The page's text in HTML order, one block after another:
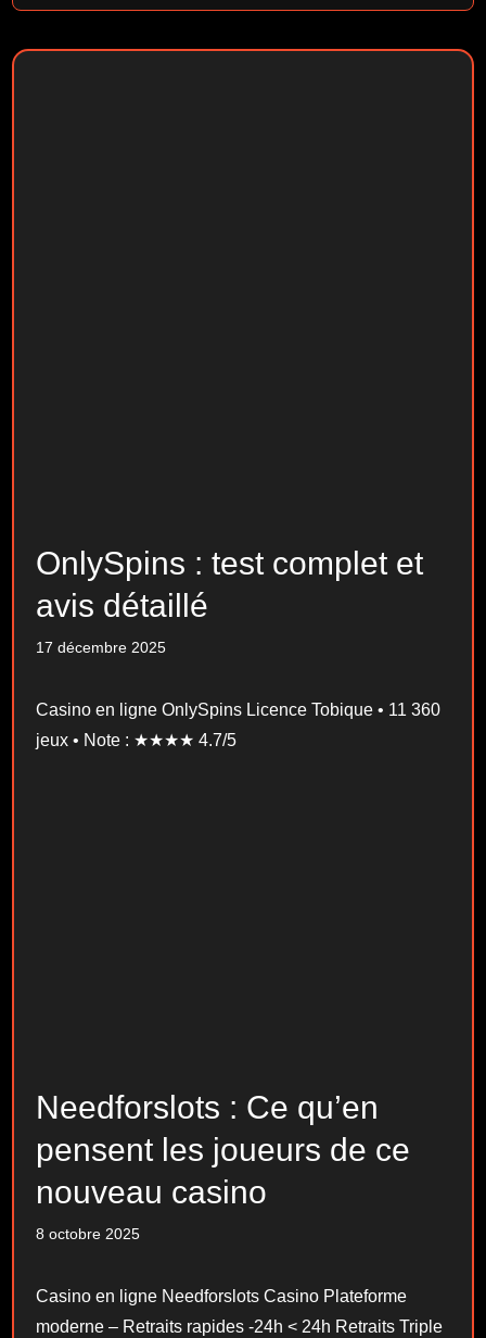
OnlySpins : test complet et
avis détaillé
17 décembre 2025
Casino en ligne OnlySpins Licence Tobique • 11 360
jeux • Note : ★★★★ 4.7/5
Needforslots : Ce qu’en
pensent les joueurs de ce
nouveau casino
8 octobre 2025
Casino en ligne Needforslots Casino Plateforme
moderne – Retraits rapides -24h < 24h Retraits Triple